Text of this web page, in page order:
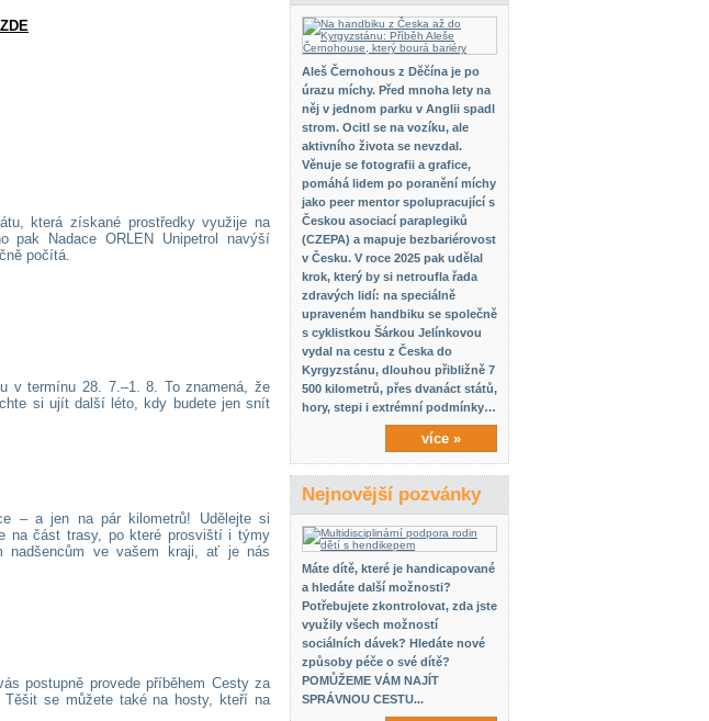
ZDE
která získané prostředky využije na
pak Nadace ORLEN Unipetrol navýší
počítá.
v termínu 28. 7.–1. 8. To znamená, že
si ujít další léto, kdy budete jen snít
– a jen na pár kilometrů! Udělejte si
na část trasy, po které prosviští i týmy
nadšencům ve vašem kraji, ať je nás
postupně provede příběhem Cesty za
Těšit se můžete také na hosty, kteří na
Aleš Černohous z Děčína je po
úrazu míchy. Před mnoha lety na
něj v jednom parku v Anglii spadl
strom. Ocitl se na vozíku, ale
aktivního života se nevzdal.
Věnuje se fotografii a grafice,
pomáhá lidem po poranění míchy
jako peer mentor spolupracující s
Českou asociací paraplegiků
(CZEPA) a mapuje bezbariérovost
v Česku. V roce 2025 pak udělal
krok, který by si netroufla řada
zdravých lidí: na speciálně
upraveném handbiku se společně
s cyklistkou Šárkou Jelínkovou
vydal na cestu z Česka do
Kyrgyzstánu, dlouhou přibližně 7
500 kilometrů, přes dvanáct států,
hory, stepi i extrémní podmínky…
více »
Nejnovější pozvánky
Máte dítě, které je handicapované
a hledáte další možnosti?
Potřebujete zkontrolovat, zda jste
využily všech možností
sociálních dávek? Hledáte nové
způsoby péče o své dítě?
POMŮŽEME VÁM NAJÍT
SPRÁVNOU CESTU...